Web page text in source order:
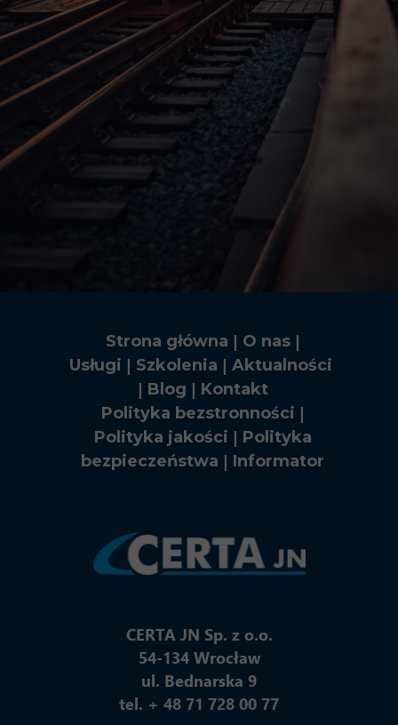
Strona główna | O nas|
Usługi | Szkolenia | Aktualności
| Blog | Kontakt
Polityka bezstronności |
Polityka jakości | Polityka
bezpieczeństwa | Informator
CERTA JN Sp. z o.o.
54-134 Wrocław
ul. Bednarska 9
tel. + 48 71 728 00 77